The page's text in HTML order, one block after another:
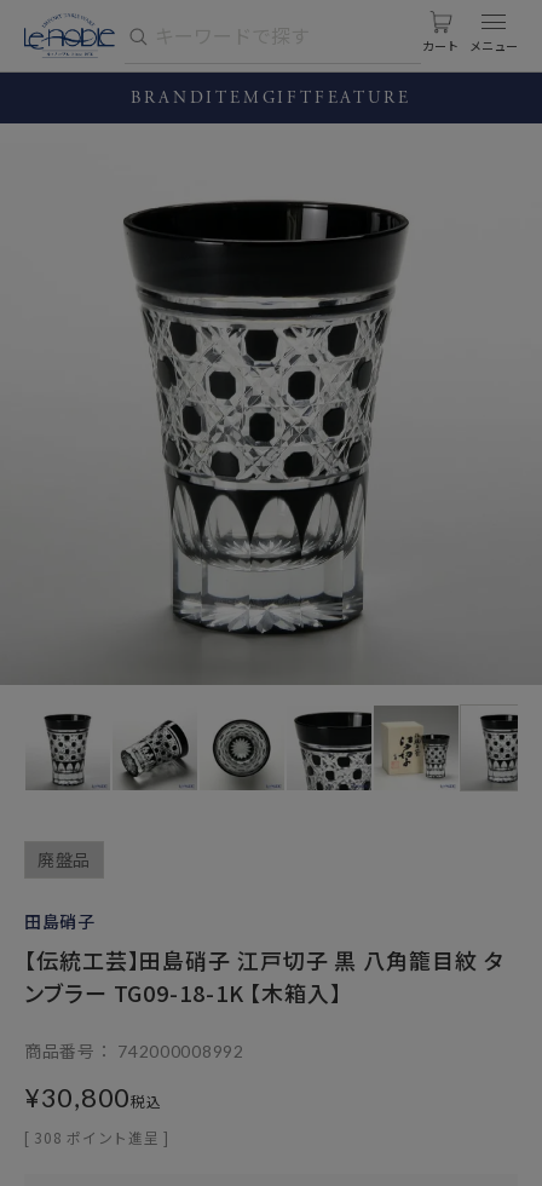
カート
BRANDITEM GIFT FEATURE
廃盤品
田島硝子
【伝統工芸】田島硝子 江戸切子 黒 八角籠目紋 タ
ンブラー TG09-18-1K 【木箱入】
商品番号 742000008992
¥30,800税込
[ 308 ポイント進呈 ]